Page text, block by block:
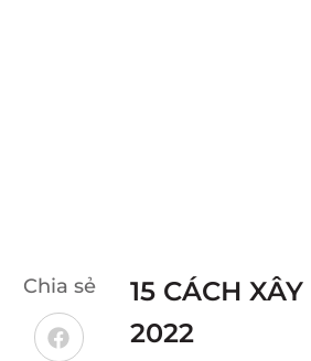
Chia sẻ
15 CÁCH
2022